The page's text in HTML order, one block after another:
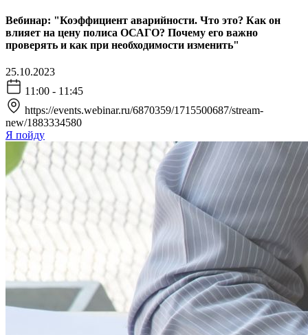
Вебинар: "Коэффициент аварийности. Что это? Как он
влияет на цену полиса ОСАГО? Почему его важно
проверять и как при необходимости изменить"
25.10.2023
11:00 - 11:45
https://events.webinar.ru/6870359/1715500687/stream-
new/1883334580
Я пойду